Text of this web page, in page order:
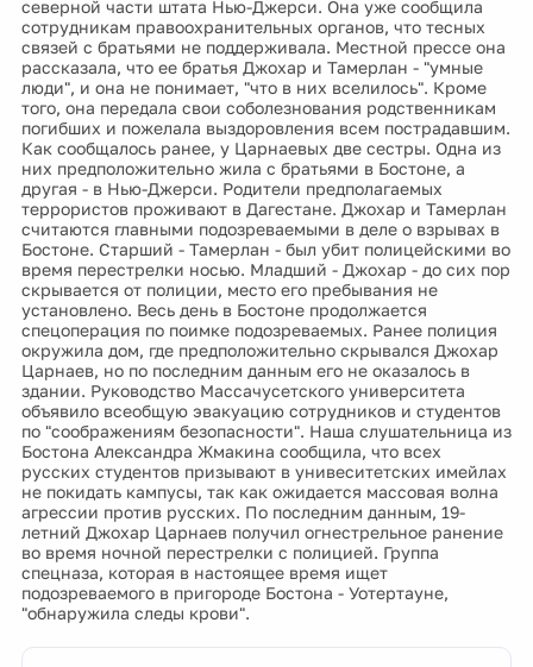
северной части штата Нью-Джерси. Она уже сообщила
сотрудникам правоохранительных органов, что тесных
связей с братьями не поддерживала. Местной прессе она
рассказала, что ее братья Джохар и Тамерлан - "умные
люди", и она не понимает, "что в них вселилось". Кроме
того, она передала свои соболезнования родственникам
погибших и пожелала выздоровления всем пострадавшим.
Как сообщалось ранее, у Царнаевых две сестры. Одна из
них предположительно жила с братьями в Бостоне, а
другая - в Нью-Джерси. Родители предполагаемых
террористов проживают в Дагестане. Джохар и Тамерлан
считаются главными подозреваемыми в деле о взрывах в
Бостоне. Старший - Тамерлан - был убит полицейскими во
время перестрелки носью. Младший - Джохар - до сих пор
скрывается от полиции, место его пребывания не
установлено. Весь день в Бостоне продолжается
спецоперация по поимке подозреваемых. Ранее полиция
окружила дом, где предположительно скрывался Джохар
Царнаев, но по последним данным его не оказалось в
здании. Руководство Массачусетского университета
объявило всеобщую эвакуацию сотрудников и студентов
по "соображениям безопасности". Наша слушательница из
Бостона Александра Жмакина сообщила, что всех
русских студентов призывают в унивеситетских имейлах
не покидать кампусы, так как ожидается массовая волна
агрессии против русских. По последним данным, 19-
летний Джохар Царнаев получил огнестрельное ранение
во время ночной перестрелки с полицией. Группа
спецназа, которая в настоящее время ищет
подозреваемого в пригороде Бостона - Уотертауне,
"обнаружила следы крови".